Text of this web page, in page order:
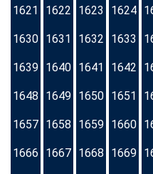
1621 1622 1623 1624
1630 1631 1632 1633
1639 1640 1641 1642
1648 1649 1650 1651
1657 1658 1659 1660
1666 1667 1668 1669